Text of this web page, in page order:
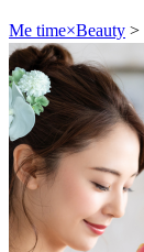
Me time×Beauty >